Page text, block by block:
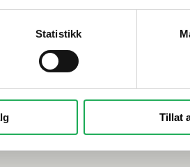
Statistikk
Tillat
Flis
Unique
60x60 Flis